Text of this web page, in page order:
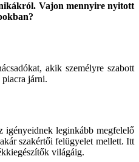
Vajon mennyire nyitott
akik személyre szabott
piacra járni.
igényeidnek leginkább megfelelő
szakértői felügyelet mellett. Itt
világáig.